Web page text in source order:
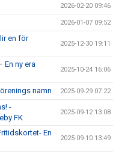
2026-02-20 09:46
2026-01-07 09:52
en för
2025-12-30 19:11
En ny era
2025-10-24 16:06
namn 2025-09-29 07:22
-
FK
2025-09-12 13:08
En
2025-09-10 13:49